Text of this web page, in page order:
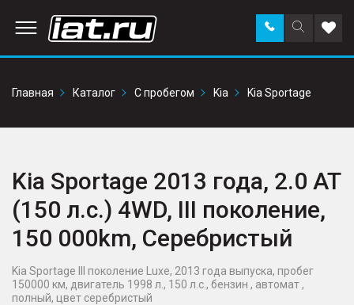
Поиск
по
Заказать
звонок в
Главная
Каталог С пробегом Kia Kia Sportage
Kia Sportage 2013 года, 2.0 AT
(150 л.с.) 4WD, III поколение,
150 000km, Серебристый
Kia Sportage III поколение Luxe, 2013 года выпуска, пробег
150000 км, двигатель 1998 л., 150 л.с., бензин , автомат ,
полный, цвет серебристый